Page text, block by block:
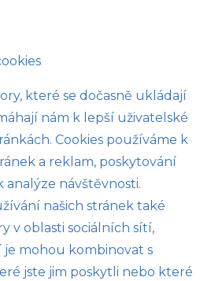
které se dočasně ukládají
nám k lepší uživatelské
Cookies používáme k
a reklam, poskytování
návštěvnosti.
našich stránek také
v oblasti sociálních sítí,
je mohou kombinovat s
jste jim poskytli nebo které